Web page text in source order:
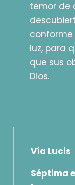
temor de
luz, para
que sus
Dios.
Vía Lucis
Séptima